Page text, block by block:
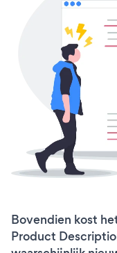
Bovendien kost
Product